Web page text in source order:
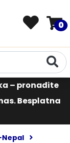
0
– pronađite
Besplatna